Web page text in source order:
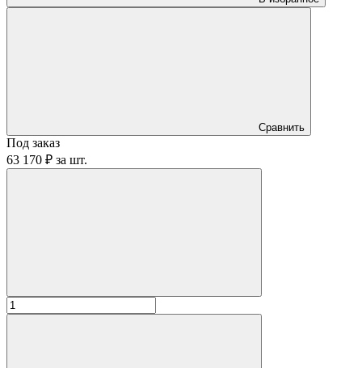
Сравнить
Под заказ
63 170 ₽ за шт.